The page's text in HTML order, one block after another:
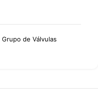
Grupo de Válvulas